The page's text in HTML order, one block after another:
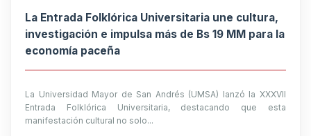
La Entrada Folklórica Universitaria une cultura,
investigación e impulsa más de Bs 19 MM para la
economía paceña
La Universidad Mayor de San Andrés (UMSA) lanzó la XXXVII
Entrada Folklórica Universitaria, destacando que esta
manifestación cultural no solo...